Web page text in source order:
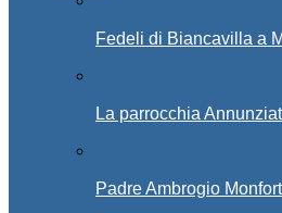
Fedeli di Biancavilla a
La parrocchia
Padre Ambrogio